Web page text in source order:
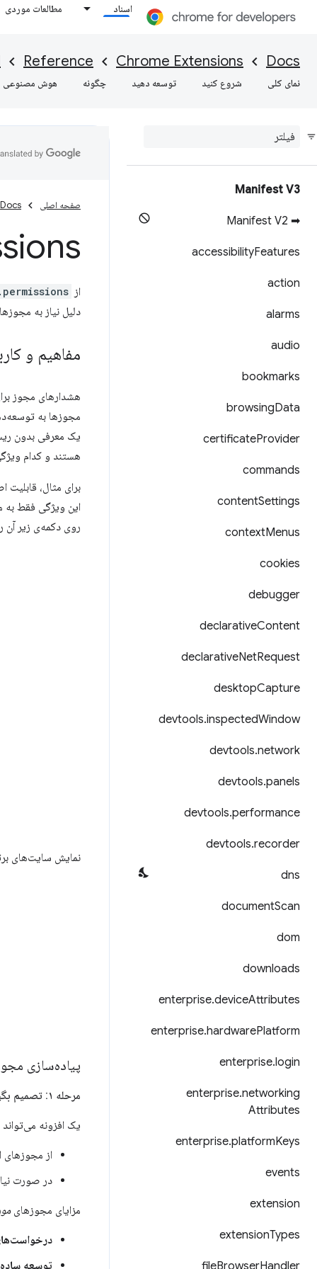
اسناد مطالعات موردی
Docs
Chrome Extensions
Reference
نمای کلی شروع کنید توسعه دهید چگونه هوش مصنوعی
Manifest V3
➡ Manifest V2
accessibilityFeatures
action
alarms
audio
bookmarks
browsingData
certificateProvider
commands
contentSettings
contextMenus
cookies
debugger
declarativeContent
declarativeNetRequest
desktopCapture
devtools.inspectedWindow
devtools.network
devtools.panels
devtools.performance
devtools.recorder
dns
documentScan
dom
downloads
enterprise.deviceAttributes
enterprise.hardwarePlatform
enterprise.login
enterprise.networking
Attributes
enterprise.platformKeys
events
extension
extensionTypes
fileBrowserHandler
صفحه اصلی Docs
از API
دلیل نیاز به
مفاهیم و
مجوزها به
یک معرفی بدون
هستند و کدام
برای مثال، قابلیت
این ویژگی فقط به
روی دکمه‌ی زیر آن
نمایش سایت‌های
پیاده‌سازی
مرحله ۱: تصمیم بگیرید کدام مجوزها الزامی و کدام‌ها اختیاری هستند
یک افزونه
از مجوزهای
در صورت
مزایای مجوزهای
توسعه